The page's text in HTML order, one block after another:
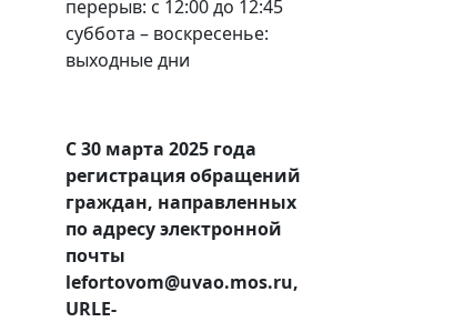
перерыв: с 12:00 до 12:45
суббота – воскресенье:
выходные дни
С 30 марта 2025 года
регистрация обращений
граждан, направленных
по адресу электронной
почты
lefortovom@uvao.mos.ru,
URLE-